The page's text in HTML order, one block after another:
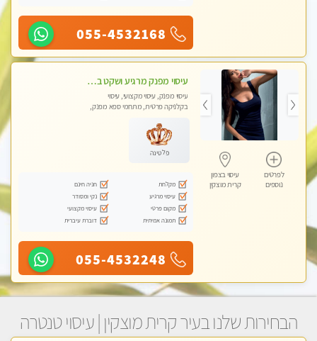
055-4532168
לפרטים
נוספים
עיסוי בצפון
קרית מוצקין
עיסוי מפנק מרגיע ושקט במקום מדהים עיסוי מושקע מאוד -טל-04-8704141
עיסוי מפנק, עיסוי מקצועי, עיסוי
בקלניקה פרטית, מתחמי ספא מפנק,
פלטינה
מקלחת
חניה חינם
עיסוי מרגיע
נקי ומסודר
מקום פרטי
עיסוי מקצועי
תמונה אמיתית
דוברת עיברית
055-4532248
הבחירות שלנו בעיר קרית מוצקין | עיסוי טנטרה